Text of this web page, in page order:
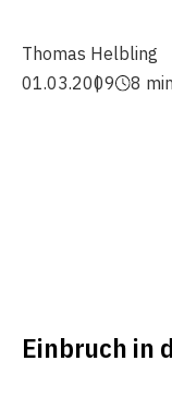
Thomas Helbling
01.03.2009
8
Einbruch in